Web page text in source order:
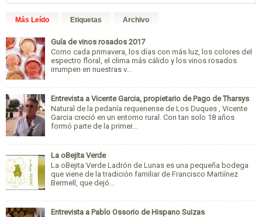
Más Leído Etiquetas Archivo
Guía de vinos rosados 2017
Como cada primavera, los días con más luz, los colores del
espectro floral, el clima más cálido y los vinos rosados
irrumpen en nuestras v...
Entrevista a Vicente Garcia, propietario de Pago de Tharsys
Natural de la pedanía requenense de Los Duques , Vicente
Garcia creció en un entorno rural. Con tan solo 18 años
formó parte de la primer...
La oBejita Verde
La oBejita Verde Ladrón de Lunas es una pequeña bodega
que viene de la tradición familiar de Francisco Martiínez
Bermell, que dejó...
Entrevista a Pablo Ossorio de Hispano Suizas